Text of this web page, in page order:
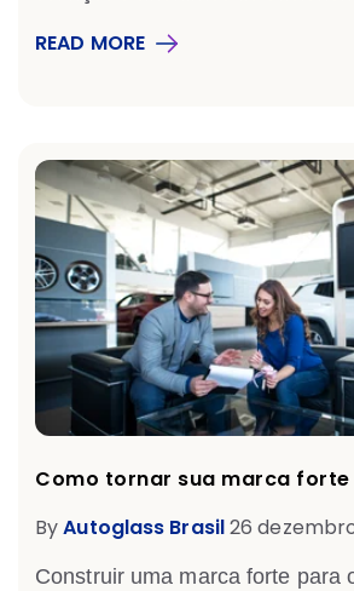
READ MORE
Como tornar sua marca
ByAutoglass Brasil26
Construir uma marca forte para